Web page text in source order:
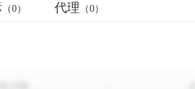
（0） 代理 （0）